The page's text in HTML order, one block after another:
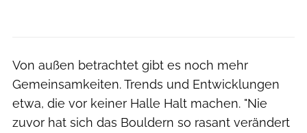
Von außen betrachtet gibt es noch mehr
Gemeinsamkeiten. Trends und Entwicklungen
etwa, die vor keiner Halle Halt machen. "Nie
zuvor hat sich das Bouldern so rasant verändert